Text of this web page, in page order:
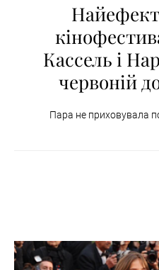
Кассель і
червоній
Пара не приховувала